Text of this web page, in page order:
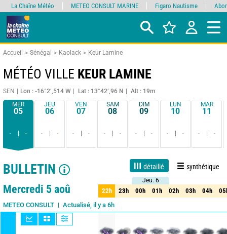
Accueil Sénégal Kaolack Keur Lamine
MÉTÉO VILLE KEUR LAMINE
SEN Lon : -16°2’,514 W Lat : 13°42’,96 N
Alt : 19m
MER
05
- -
JEU
06
- -
VEN
07
- -
SAM
08
- -
DIM
09
- -
LUN
10
- -
MAR
11
- -
BULLETIN détaillé synthétique
1 jour 3 jours 7 jours 15 jours Fiabilité 90%
Mercredi 5 aoû
METEO CONSULT Actualisé, il y a 6h
Jeu. 6
22h 23h 00h 01h 02h 03h 04h
Jeu. 6
22h 23h 00h 01h 02h 03h 04h
La Chaîne Météo METEO CONSULT MARINE Figaro Nautisme